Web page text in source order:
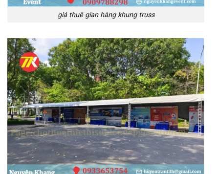
giá thuê gian hàng khung truss